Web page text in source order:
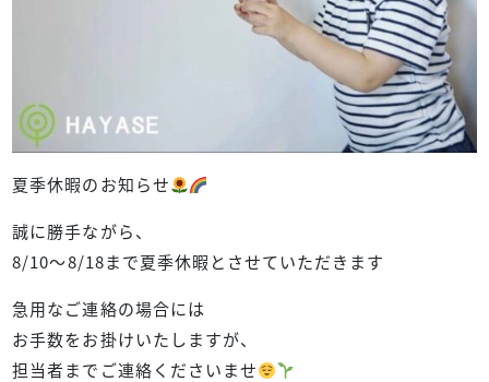
夏季休暇のお知らせ
誠に勝手ながら、
8/10〜8/18まで夏季休暇とさせていただきます
急用なご連絡の場合には
お手数をお掛けいたしますが、
担当者までご連絡くださいませ